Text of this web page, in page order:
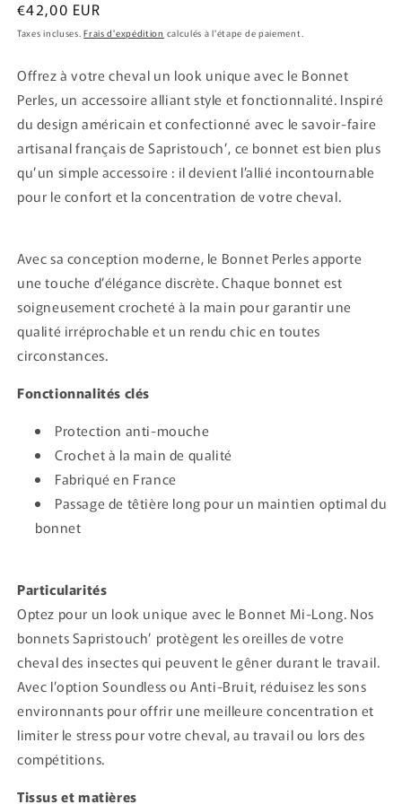
Prix
habituel
€42,00 EUR
Taxes incluses.Frais d'expédition calculés à l'étape de paiement.
Offrez à votre cheval un look unique avec le Bonnet
Perles, un accessoire alliant style et fonctionnalité. Inspiré
du design américain et confectionné avec le savoir-faire
artisanal français de Sapristouch’, ce bonnet est bien plus
qu’un simple accessoire : il devient l’allié incontournable
pour le confort et la concentration de votre cheval.
Avec sa conception moderne, le Bonnet Perles apporte
une touche d’élégance discrète. Chaque bonnet est
soigneusement crocheté à la main pour garantir une
qualité irréprochable et un rendu chic en toutes
circonstances.
Fonctionnalités clés
Protection anti-mouche
Crochet à la main de qualité
Fabriqué en France
Passage de têtière long pour un maintien optimal du
bonnet
Particularités
Optez pour un look unique avec le Bonnet Mi-Long. Nos
bonnets Sapristouch’ protègent les oreilles de votre
cheval des insectes qui peuvent le gêner durant le travail.
Avec l’option Soundless ou Anti-Bruit, réduisez les sons
environnants pour offrir une meilleure concentration et
limiter le stress pour votre cheval, au travail ou lors des
compétitions.
Tissus et matières